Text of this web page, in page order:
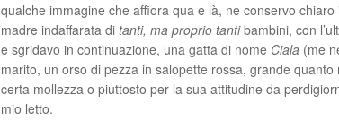
qualche immagine che affiora qua e là, ne conservo
madre indaffarata di tanti, ma proprio tantibambini, con
e sgridavo in continuazione, una gatta di nome Ciala (me
marito, un orso di pezza in salopette rossa, grande quanto
certa mollezza o piuttosto per la sua attitudine da
mio letto.